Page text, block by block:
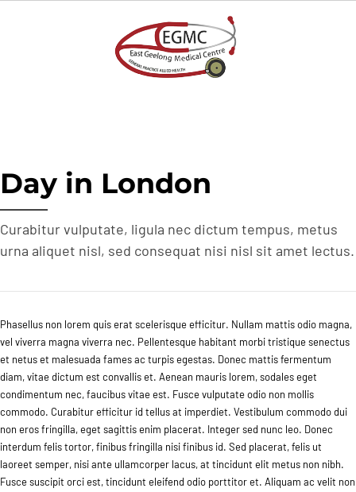
Day in London
Curabitur vulputate, ligula nec dictum tempus, metus
urna aliquet nisl, sed consequat nisi nisl sit amet lectus.
Phasellus non lorem quis erat scelerisque efficitur. Nullam mattis odio magna,
vel viverra magna viverra nec. Pellentesque habitant morbi tristique senectus
et netus et malesuada fames ac turpis egestas. Donec mattis fermentum
diam, vitae dictum est convallis et. Aenean mauris lorem, sodales eget
condimentum nec, faucibus vitae est. Fusce vulputate odio non mollis
commodo. Curabitur efficitur id tellus at imperdiet. Vestibulum commodo dui
non eros fringilla, eget sagittis enim placerat. Integer sed nunc leo. Donec
interdum felis tortor, finibus fringilla nisi finibus id. Sed placerat, felis ut
laoreet semper, nisi ante ullamcorper lacus, at tincidunt elit metus non nibh.
Fusce suscipit orci est, tincidunt eleifend odio porttitor et. Aliquam ac velit non